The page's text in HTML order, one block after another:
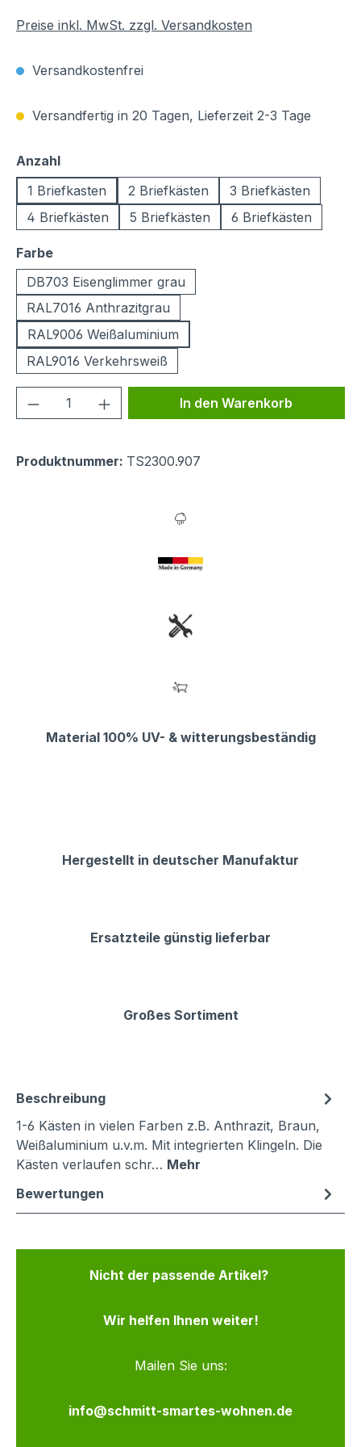
Preise inkl. MwSt. zzgl. Versandkosten
Versandkostenfrei
Versandfertig in 20 Tagen, Lieferzeit 2-3 Tage
Anzahlauswählen
1 Briefkasten
2 Briefkästen
3 Briefkästen
4 Briefkästen
5 Briefkästen 6 Briefkästen
Farbeauswählen
DB703 Eisenglimmer grau
RAL7016 Anthrazitgrau
RAL9006 Weißaluminium
RAL9016 Verkehrsweiß
Produkt Anzahl: Gib denIn den Warenkorb
Produktnummer: TS2300.907
Material 100% UV- & witterungsbeständig
Hergestellt in deutscher Manufaktur
Ersatzteile günstig lieferbar
Großes Sortiment
Beschreibung
1-6 Kästen in vielen Farben z.B. Anthrazit, Braun,
Weißaluminium u.v.m. Mit integrierten Klingeln. Die
Kästen verlaufen schr… Mehr
Bewertungen
Nicht der passende Artikel?
Wir helfen Ihnen weiter!
Mailen Sie uns:
info@schmitt-smartes-wohnen.de